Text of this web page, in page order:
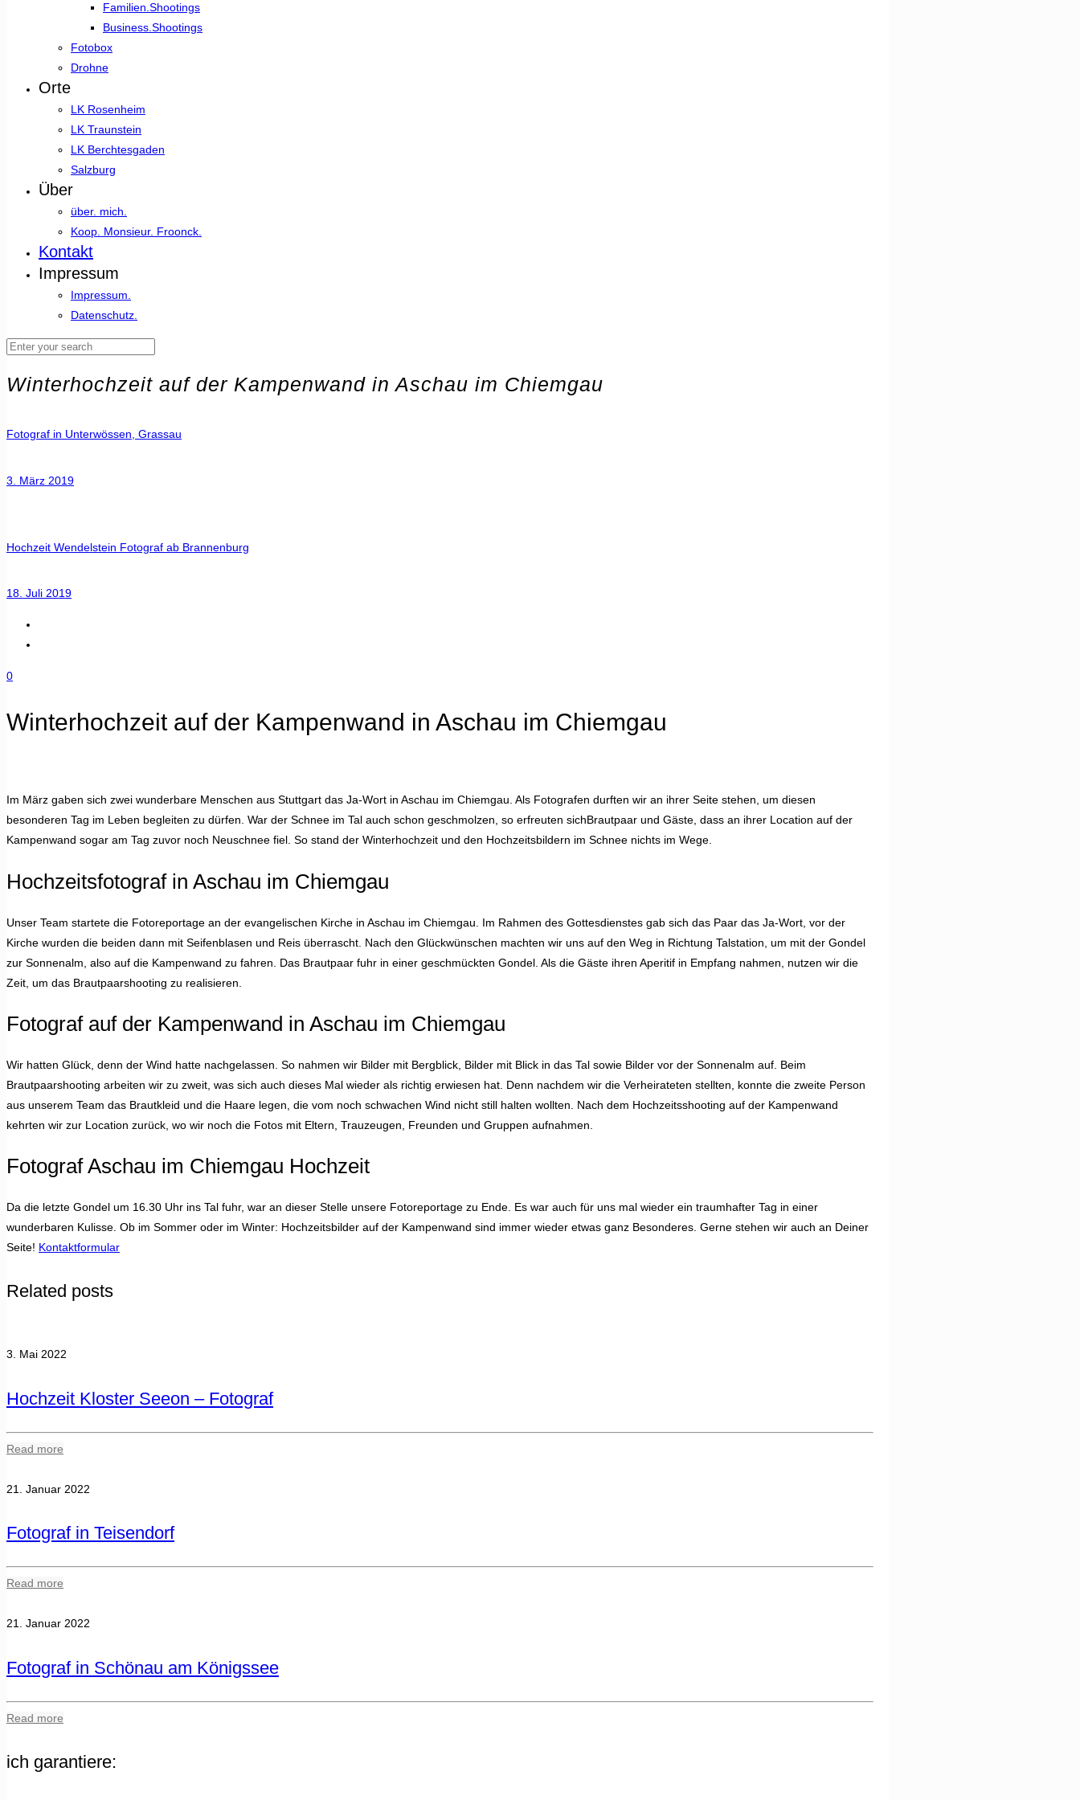
Familien.Shootings
Business.Shootings
Fotobox
Drohne
Orte
LK Rosenheim
LK Traunstein
LK Berchtesgaden
Salzburg
Über
über. mich.
Koop. Monsieur. Froonck.
Kontakt
Impressum
Impressum.
Datenschutz.
Winterhochzeit auf der Kampenwand in Aschau im Chiemgau
Fotograf in Unterwössen, Grassau
3. März 2019
Hochzeit Wendelstein Fotograf ab Brannenburg
18. Juli 2019
0
Winterhochzeit auf der Kampenwand in Aschau im Chiemgau
Im März gaben sich zwei wunderbare Menschen aus Stuttgart das Ja-Wort in Aschau im Chiemgau. Als Fotografen durften wir an ihrer Seite stehen, um diesen
besonderen Tag im Leben begleiten zu dürfen. War der Schnee im Tal auch schon geschmolzen, so erfreuten sichBrautpaar und Gäste, dass an ihrer Location auf der
Kampenwand sogar am Tag zuvor noch Neuschnee fiel. So stand der Winterhochzeit und den Hochzeitsbildern im Schnee nichts im Wege.
Hochzeitsfotograf in Aschau im Chiemgau
Unser Team startete die Fotoreportage an der evangelischen Kirche in Aschau im Chiemgau. Im Rahmen des Gottesdienstes gab sich das Paar das Ja-Wort, vor der
Kirche wurden die beiden dann mit Seifenblasen und Reis überrascht. Nach den Glückwünschen machten wir uns auf den Weg in Richtung Talstation, um mit der Gondel
zur Sonnenalm, also auf die Kampenwand zu fahren. Das Brautpaar fuhr in einer geschmückten Gondel. Als die Gäste ihren Aperitif in Empfang nahmen, nutzen wir die
Zeit, um das Brautpaarshooting zu realisieren.
Fotograf auf der Kampenwand in Aschau im Chiemgau
Wir hatten Glück, denn der Wind hatte nachgelassen. So nahmen wir Bilder mit Bergblick, Bilder mit Blick in das Tal sowie Bilder vor der Sonnenalm auf. Beim
Brautpaarshooting arbeiten wir zu zweit, was sich auch dieses Mal wieder als richtig erwiesen hat. Denn nachdem wir die Verheirateten stellten, konnte die zweite Person
aus unserem Team das Brautkleid und die Haare legen, die vom noch schwachen Wind nicht still halten wollten. Nach dem Hochzeitsshooting auf der Kampenwand
kehrten wir zur Location zurück, wo wir noch die Fotos mit Eltern, Trauzeugen, Freunden und Gruppen aufnahmen.
Fotograf Aschau im Chiemgau Hochzeit
Da die letzte Gondel um 16.30 Uhr ins Tal fuhr, war an dieser Stelle unsere Fotoreportage zu Ende. Es war auch für uns mal wieder ein traumhafter Tag in einer
wunderbaren Kulisse. Ob im Sommer oder im Winter: Hochzeitsbilder auf der Kampenwand sind immer wieder etwas ganz Besonderes. Gerne stehen wir auch an Deiner
Seite! Kontaktformular
Related posts
3. Mai 2022
Hochzeit Kloster Seeon – Fotograf
Read more
21. Januar 2022
Fotograf in Teisendorf
Read more
21. Januar 2022
Fotograf in Schönau am Königssee
Read more
ich garantiere: